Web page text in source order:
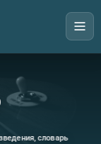
словарь